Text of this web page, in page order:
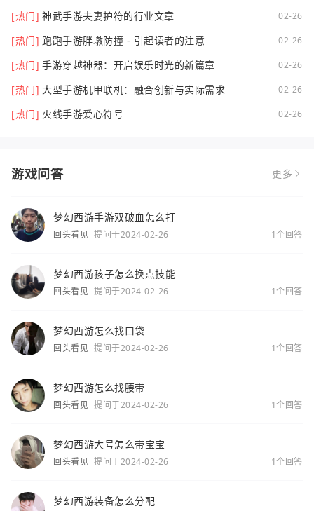
[热门] 神武手游夫妻护符的行业文章 02-26
[热门] 跑跑手游胖墩防撞 - 引起读者的注意 02-26
[热门] 手游穿越神器：开启娱乐时光的新篇章 02-26
[热门] 大型手游机甲联机：融合创新与实际需求 02-26
[热门] 火线手游爱心符号 02-26
游戏问答 更多
梦幻西游手游双破血怎么打
回头看见 提问于2024-02-26 1个回答
梦幻西游孩子怎么换点技能
回头看见 提问于2024-02-26 1个回答
梦幻西游怎么找口袋
回头看见 提问于2024-02-26 1个回答
梦幻西游怎么找腰带
回头看见 提问于2024-02-26 1个回答
梦幻西游大号怎么带宝宝
回头看见 提问于2024-02-26 1个回答
梦幻西游装备怎么分配